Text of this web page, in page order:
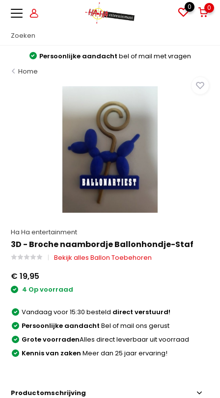
0 0
Persoonlijke aandacht bel of mail met vragen
Home
Ha Ha entertainment
3D - Broche naambordje Ballonhondje-Staf
Bekijk alles Ballon Toebehoren
€ 19,95
4 Op voorraad
Vandaag voor 15:30 besteld direct verstuurd!
Persoonlijke aandacht Bel of mail ons gerust
Grote voorradenAlles direct leverbaar uit voorraad
Kennis van zaken Meer dan 25 jaar ervaring!
Productomschrijving